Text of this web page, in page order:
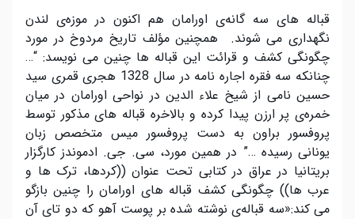
قباله های سه گانه‌ی اورامان هم اکنون در موزه‌ی لندن
نگهداری می شوند. همچنین مؤلف تاریخ مردوخ در مورد
چگونگی کشف و قرائت این قباله ها چنین می نویسد: “…
چنانکه سه فقره اجاره نامه در سال 1328 هجری قمری سید
حسین نامی از شیخ علاء الدین در نواحی اورامان در میان
خمره‌ی پر ارزن پیدا کرده و بالاخره قباله های مذکور توسط
پروفسور براون به دست پروفسور میس متخصص زبان
یونانی رسیده …” در همین مورد، سی. جی. ادموندز کارگزار
بریتانیا در عراق در کتابی تحت عنوان ((کردها، ترک ها و
عرب ها)) چگونگی کشف قباله های اورامان را چنین بازگو
می کند:«سه قباله‌ی نوشته شده بر پوست آهو که دو تای آن